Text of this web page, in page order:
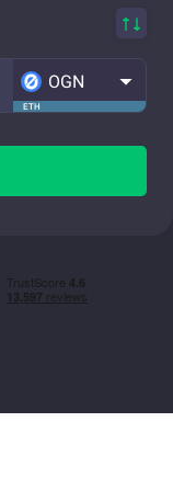
ETH
OGN